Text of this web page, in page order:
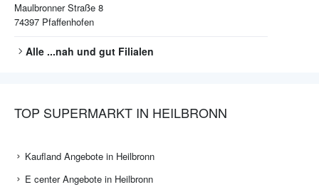
Maulbronner Straße 8
74397 Pfaffenhofen
Alle ...nah und gut Filialen
TOP SUPERMARKT IN HEILBRONN
Kaufland Angebote in Heilbronn
E center Angebote in Heilbronn